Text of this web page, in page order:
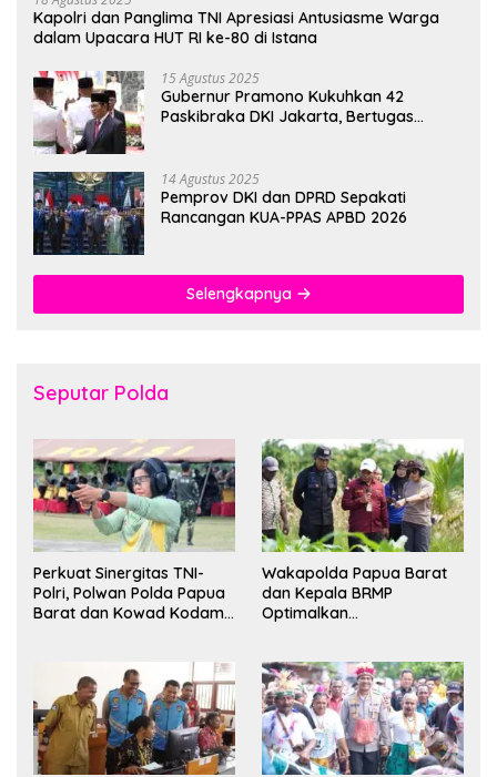
Kapolri dan Panglima TNI Apresiasi Antusiasme Warga
dalam Upacara HUT RI ke-80 di Istana
15 Agustus 2025
Gubernur Pramono Kukuhkan 42
Paskibraka DKI Jakarta, Bertugas
14 Agustus 2025
Pemprov DKI dan DPRD Sepakati
Rancangan KUA-PPAS APBD 2026
Selengkapnya
Seputar Polda
Perkuat Sinergitas TNI-
Polri, Polwan Polda Papua
Barat dan Kowad Kodam
Persahabatan
Wakapolda Papua Barat
dan Kepala BRMP
Optimalkan
Pangan Papua Barat